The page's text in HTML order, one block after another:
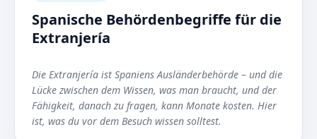
Spanische Behördenbegriffe für die
Extranjería
Die Extranjería ist Spaniens Ausländerbehörde – und die
Lücke zwischen dem Wissen, was man braucht, und der
Fähigkeit, danach zu fragen, kann Monate kosten. Hier
ist, was du vor dem Besuch wissen solltest.